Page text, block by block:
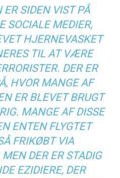
SIDEN VIST PÅ
SOCIALE MEDIER,
HJERNEVASKET
TIL AT VÆRE
DER ER
HVOR MANGE AF
ER BLEVET BRUGT
MANGE AF DISSE
ENTEN FLYGTET
FRIKØBT VIA
DER ER STADIG
EZIDIERE, DER